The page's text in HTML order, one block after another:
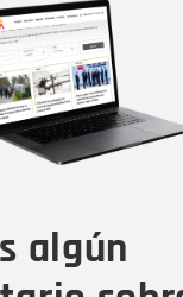
algún